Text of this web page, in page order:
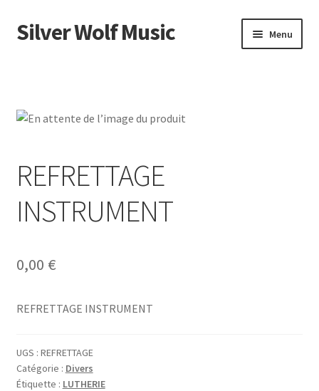
Aller
à
Aller
au
Silver Wolf Music Menu
Mon compte
REFRETTAGE
INSTRUMENT
0,00 €
REFRETTAGE INSTRUMENT
UGS : REFRETTAGE
Catégorie : Divers
Étiquette : LUTHERIE